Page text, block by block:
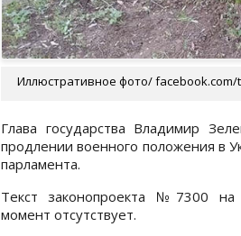
Иллюстративное фото/ facebook.com/
Глава государства Владимир
продлении военного положения в
парламента.
Текст законопроекта №7300 на
момент отсутствует.